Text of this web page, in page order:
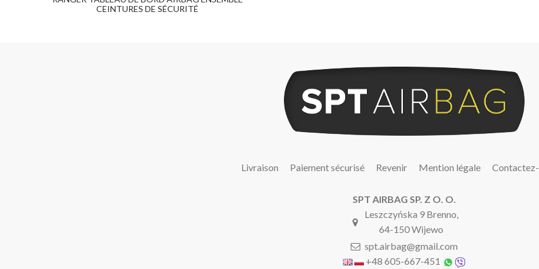
CEINTURES DE SÉCURITÉ
Livraison Paiement sécurisé Revenir Mention légale
SPT AIRBAG SP. Z O. O.
Leszczyńska 9 Brenno,
64-150 Wijewo
spt.airbag@gmail.com
+48 605-667-451